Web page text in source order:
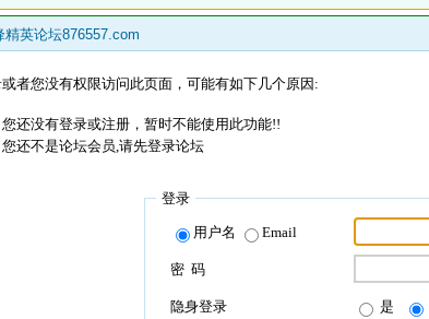
精英论坛876557.com
者您没有权限访问此页面，可能有如下几个原因:
您还没有登录或注册，暂时不能使用此功能!!
您还不是论坛会员,请先登录论坛
登录
用户名 Email
密 码
隐身登录 是